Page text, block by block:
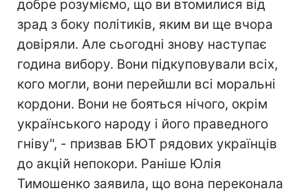
добре розуміємо, що ви втомилися від
зрад з боку політиків, яким ви ще вчора
довіряли. Але сьогодні знову наступає
година вибору. Вони підкуповували всіх,
кого могли, вони перейшли всі моральні
кордони. Вони не бояться нічого, окрім
українського народу і його праведного
гніву", - призвав БЮТ рядових українців
до акцій непокори. Раніше Юлія
Тимошенко заявила, що вона переконала